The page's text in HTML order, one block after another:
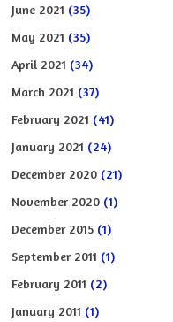
June 2021 (35)
May 2021 (35)
April 2021 (34)
March 2021 (37)
February 2021 (41)
January 2021 (24)
December 2020 (21)
November 2020 (1)
December 2015 (1)
September 2011 (1)
February 2011 (2)
January 2011 (1)